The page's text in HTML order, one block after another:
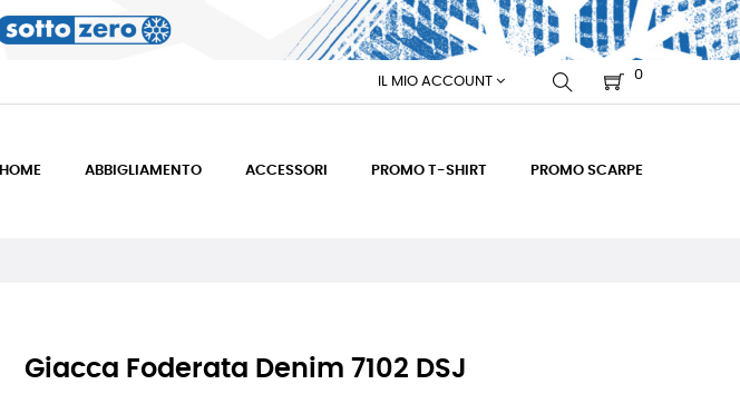
IL MIO ACCOUNT 0
HOME ABBIGLIAMENTO ACCESSORI PROMO T-SHIRT PROMO SCARPE
Giacca Foderata Denim 7102 DSJ